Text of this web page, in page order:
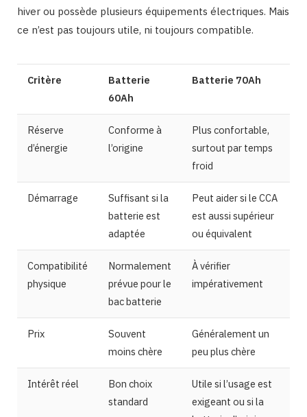
hiver ou possède plusieurs équipements électriques. Mais
ce n’est pas toujours utile, ni toujours compatible.
Critère
Batterie
60Ah
Batterie 70Ah
Réserve
d’énergie
Conforme à
l’origine
Plus confortable,
surtout par temps
froid
Démarrage
Suffisant si la
batterie est
adaptée
Peut aider si le CCA
est aussi supérieur
ou équivalent
Compatibilité
physique
Normalement
prévue pour le
bac batterie
À vérifier
impérativement
Prix
Souvent
moins chère
Généralement un
peu plus chère
Intérêt réel
Bon choix
standard
Utile si l’usage est
exigeant ou si la